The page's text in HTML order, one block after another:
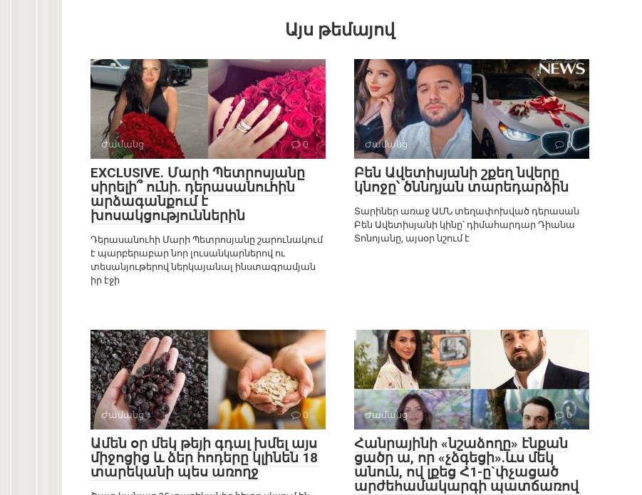
Այս թեմայով
Ժամանց 0
EXCLUSIVE. Մարի Պետրոսյանը
սիրելի՞ ունի. դերասանուհին
արձագանքում է
խոսակցություններին
Դերասանուհի Մարի Պետրոսյանը շարունակում
է պարբերաբար նոր լուսանկարներով ու
տեսանյութերով ներկայանալ ինստագրամյան
իր էջի
Ժամանց 0
Բեն Ավետիսյանի շքեղ նվերը
կնոջը՝ ծննդյան տարեդարձին
Տարիներ առաջ ԱՄՆ տեղափոխված դերասան
Բեն Ավետիսյանի կինը՝ դիմահարդար Դիանա
Տոնոյանը, այսօր նշում է
Ժամանց 0
Ամեն օր մեկ թեյի գդալ խմել այս
միջոցից և ձեր հոդերը կլինեն 18
տարեկանի պես առողջ
Ժամանց 0
Հանրայինի «նշաձողը» էնքան
ցածր ա, որ «չձգեցի».ևս մեկ
անուն, ով լքեց Հ1-ը`փչացած
արժեհամակարգի պատճառով